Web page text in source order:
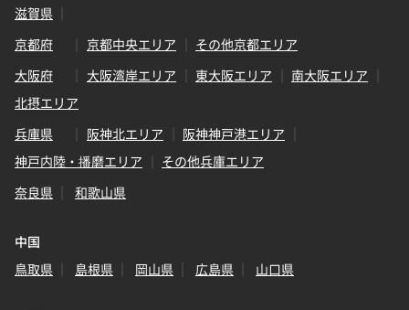
滋賀県
京都府
京都中央エリア
その他京都エリア
大阪府
大阪湾岸エリア 東大阪エリア
南大阪エリア
北摂エリア
兵庫県
阪神北エリア
阪神神戸港エリア
神戸内陸・播磨エリア
その他兵庫エリア
奈良県
和歌山県
中国
鳥取県
島根県 岡山県 広島県 山口県